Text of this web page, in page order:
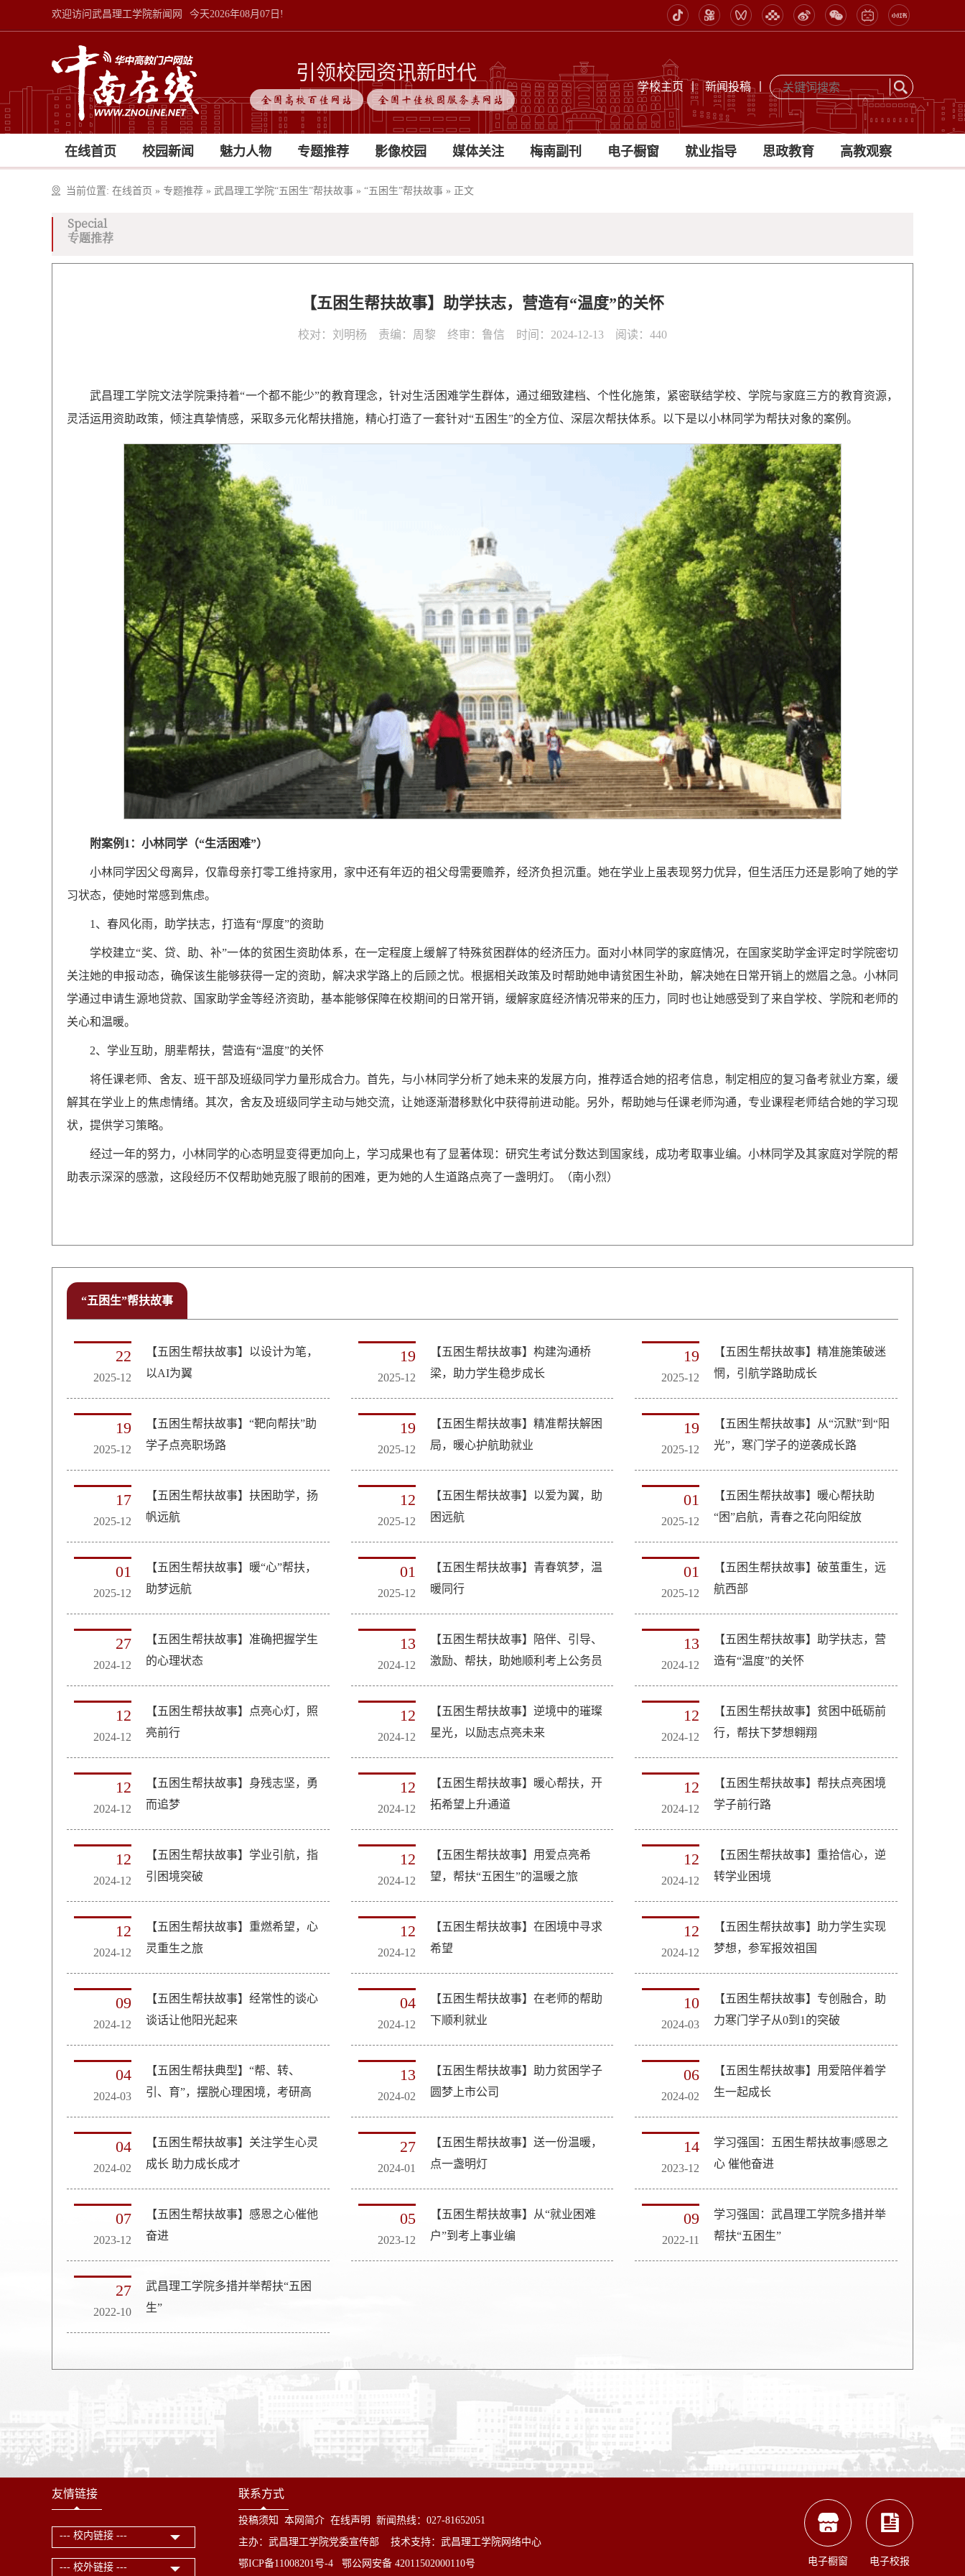
欢迎访问武昌理工学院新闻网 今天2026年08月07日!
引领校园资讯新时代
全国高校百佳网站 全国十佳校园服务类网站
学校主页 丨 新闻投稿 丨
在线首页 校园新闻 魅力人物 专题推荐 影像校园 媒体关注 梅南副刊 电子橱窗 就业指导 思政教育 高教观察
当前位置: 在线首页 » 专题推荐 » 武昌理工学院“五困生”帮扶故事 » “五困生”帮扶故事 » 正文
Special
专题推荐
【五困生帮扶故事】助学扶志，营造有“温度”的关怀
校对：刘明杨 责编：周黎 终审：鲁信 时间：2024-12-13 阅读： 440
武昌理工学院文法学院秉持着“一个都不能少”的教育理念，针对生活困难学生群体，通过细致建档、个性化施策，紧密联结学校、学院与家庭三方的教育资源，
灵活运用资助政策，倾注真挚情感，采取多元化帮扶措施，精心打造了一套针对“五困生”的全方位、深层次帮扶体系。以下是以小林同学为帮扶对象的案例。
附案例1： 小林同学 （“生活困难”）
小林同学因父母离异，仅靠母亲打零工维持家用，家中还有年迈的祖父母需要赡养，经济负担沉重。她在学业上虽表现努力优异，但生活压力还是影响了她的学
习状态，使她时常感到焦虑。
1、春风化雨，助学扶志，打造有“厚度”的资助
学校建立“奖、贷、助、补”一体的贫困生资助体系，在一定程度上缓解了特殊贫困群体的经济压力。面对小林同学的家庭情况，在国家奖助学金评定时学院密切
关注她的申报动态，确保该生能够获得一定的资助，解决求学路上的后顾之忧。根据相关政策及时帮助她申请贫困生补助，解决她在日常开销上的燃眉之急。 小林同
学通过申请生源地贷款、国家助学金等经济资助，基本能够保障在校期间的日常开销，缓解家庭经济情况带来的压力，同时也让她感受到了来自学校、学院和老师的
关心和温暖。
2、学业互助，朋辈帮扶，营造有“温度”的关怀
将任课老师、舍友、班干部及班级同学力量形成合力。首先，与小林同学分析了她未来的发展方向，推荐适合她的招考信息，制定相应的复习备考就业方案，缓
解其在学业上的焦虑情绪。其次，舍友及班级同学主动与她交流，让她逐渐潜移默化中获得前进动能。另外，帮助她与任课老师沟通，专业课程老师结合她的学习现
状，提供学习策略。
经过一年的努力， 小林同学的心态明显变得更加向上，学习成果也有了显著体现：研究生考试分数达到国家线，成功考取事业编。 小林同学及其家庭对学院的帮
助表示深深的感激，这段经历不仅帮助她克服了眼前的困难，更为她的人生道路点亮了一盏明灯。（南小烈）
“五困生”帮扶故事
22
2025-12
【五困生帮扶故事】以设计为笔，
以AI为翼
19
2025-12
【五困生帮扶故事】构建沟通桥
梁，助力学生稳步成长
19
2025-12
【五困生帮扶故事】精准施策破迷
惘，引航学路助成长
19
2025-12
【五困生帮扶故事】“靶向帮扶”助
学子点亮职场路
19
2025-12
【五困生帮扶故事】精准帮扶解困
局，暖心护航助就业
19
2025-12
【五困生帮扶故事】从“沉默”到“阳
光”，寒门学子的逆袭成长路
17
2025-12
【五困生帮扶故事】扶困助学，扬
帆远航
12
2025-12
【五困生帮扶故事】以爱为翼，助
困远航
01
2025-12
【五困生帮扶故事】暖心帮扶助
“困”启航，青春之花向阳绽放
01
2025-12
【五困生帮扶故事】暖“心”帮扶，
助梦远航
01
2025-12
【五困生帮扶故事】青春筑梦，温
暖同行
01
2025-12
【五困生帮扶故事】破茧重生，远
航西部
27
2024-12
【五困生帮扶故事】准确把握学生
的心理状态
13
2024-12
【五困生帮扶故事】陪伴、引导、
激励、帮扶，助她顺利考上公务员
13
2024-12
【五困生帮扶故事】助学扶志，营
造有“温度”的关怀
12
2024-12
【五困生帮扶故事】点亮心灯，照
亮前行
12
2024-12
【五困生帮扶故事】逆境中的璀璨
星光，以励志点亮未来
12
2024-12
【五困生帮扶故事】贫困中砥砺前
行，帮扶下梦想翱翔
12
2024-12
【五困生帮扶故事】身残志坚，勇
而追梦
12
2024-12
【五困生帮扶故事】暖心帮扶，开
拓希望上升通道
12
2024-12
【五困生帮扶故事】帮扶点亮困境
学子前行路
12
2024-12
【五困生帮扶故事】学业引航，指
引困境突破
12
2024-12
【五困生帮扶故事】用爱点亮希
望，帮扶“五困生”的温暖之旅
12
2024-12
【五困生帮扶故事】重拾信心，逆
转学业困境
12
2024-12
【五困生帮扶故事】重燃希望，心
灵重生之旅
12
2024-12
【五困生帮扶故事】在困境中寻求
希望
12
2024-12
【五困生帮扶故事】助力学生实现
梦想，参军报效祖国
09
2024-12
【五困生帮扶故事】经常性的谈心
谈话让他阳光起来
04
2024-12
【五困生帮扶故事】在老师的帮助
下顺利就业
10
2024-03
【五困生帮扶故事】专创融合，助
力寒门学子从0到1的突破
04
2024-03
【五困生帮扶典型】“帮、转、
引、育”，摆脱心理困境，考研高
13
2024-02
【五困生帮扶故事】助力贫困学子
圆梦上市公司
06
2024-02
【五困生帮扶故事】用爱陪伴着学
生一起成长
04
2024-02
【五困生帮扶故事】关注学生心灵
成长 助力成长成才
27
2024-01
【五困生帮扶故事】送一份温暖，
点一盏明灯
14
2023-12
学习强国：五困生帮扶故事|感恩之
心 催他奋进
07
2023-12
【五困生帮扶故事】感恩之心催他
奋进
05
2023-12
【五困生帮扶故事】从“就业困难
户”到考上事业编
09
2022-11
学习强国：武昌理工学院多措并举
帮扶“五困生”
27
2022-10
武昌理工学院多措并举帮扶“五困
生”
友情链接
--- 校内链接 ---
--- 校外链接 ---
联系方式
投稿须知 本网简介 在线声明
新闻热线：027-81652051
主办：武昌理工学院党委宣传部 技术支持：武昌理工学院网络中心
鄂ICP备11008201号-4 鄂公网安备 42011502000110号
电子校报
电子橱窗